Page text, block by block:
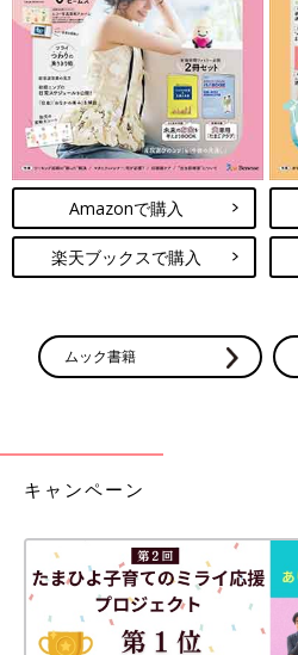
Amazonで購入
楽天ブックスで購入
ムック書籍
キャンペーン